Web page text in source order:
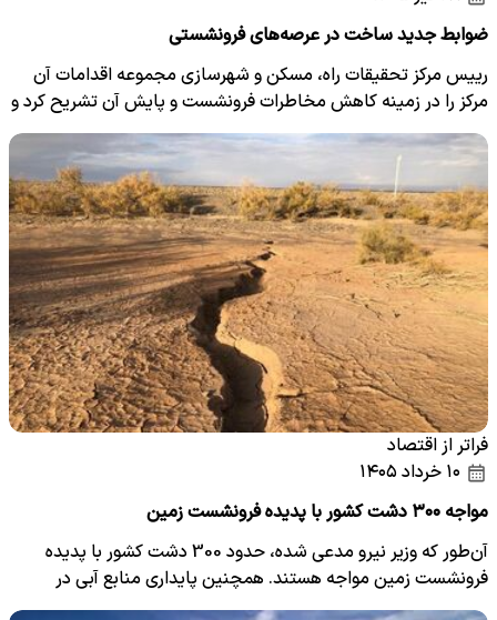
ضوابط جدید ساخت در عرصه‌های فرونشستی
رییس مرکز تحقیقات راه، مسکن و شهرسازی مجموعه اقدامات آن
مرکز را در زمینه کاهش مخاطرات فرونشست و پایش آن تشریح کرد و
از…
فراتر از اقتصاد
مواجه ۳۰۰ دشت کشور با پدیده فرونشست زمین
آن‌طور که وزیر نیرو مدعی شده، حدود 300 دشت کشور با پدیده
فرونشست زمین مواجه هستند. همچنین پایداری منابع آبی در
چارچوب…